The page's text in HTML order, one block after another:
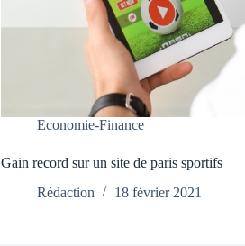
Economie-Finance
Gain record sur un site de paris sportifs
Rédaction
18 février 2021